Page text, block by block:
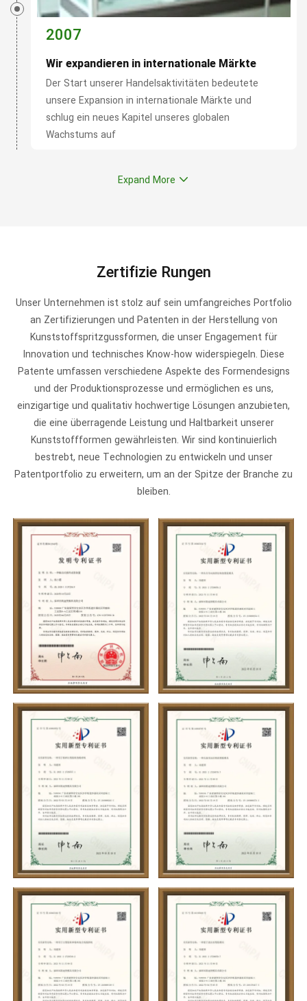
2007
Wir expandieren in internationale Märkte
Der Start unserer Handelsaktivitäten bedeutete
unsere Expansion in internationale Märkte und
schlug ein neues Kapitel unseres globalen
Wachstums auf
Expand More
Zertifizie Rungen
Unser Unternehmen ist stolz auf sein umfangreiches Portfolio
an Zertifizierungen und Patenten in der Herstellung von
Kunststoffspritzgussformen, die unser Engagement für
Innovation und technisches Know-how widerspiegeln. Diese
Patente umfassen verschiedene Aspekte des Formendesigns
und der Produktionsprozesse und ermöglichen es uns,
einzigartige und qualitativ hochwertige Lösungen anzubieten,
die eine überragende Leistung und Haltbarkeit unserer
Kunststoffformen gewährleisten. Wir sind kontinuierlich
bestrebt, neue Technologien zu entwickeln und unser
Patentportfolio zu erweitern, um an der Spitze der Branche zu
bleiben.